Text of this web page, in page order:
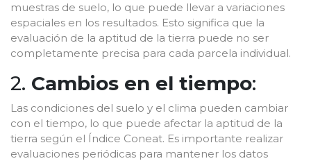
muestras de suelo, lo que puede llevar a variaciones
espaciales en los resultados. Esto significa que la
evaluación de la aptitud de la tierra puede no ser
completamente precisa para cada parcela individual.
2. Cambios en el tiempo:
Las condiciones del suelo y el clima pueden cambiar
con el tiempo, lo que puede afectar la aptitud de la
tierra según el Índice Coneat. Es importante realizar
evaluaciones periódicas para mantener los datos